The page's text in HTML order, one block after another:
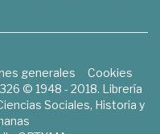
generales
Cookies
© 1948 - 2018. Librería
Sociales, Historia y